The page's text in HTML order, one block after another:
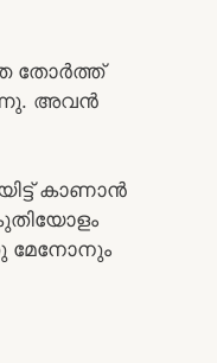
തോർത്ത്‌
അവൻ
കാണാൻ
മേനോനും